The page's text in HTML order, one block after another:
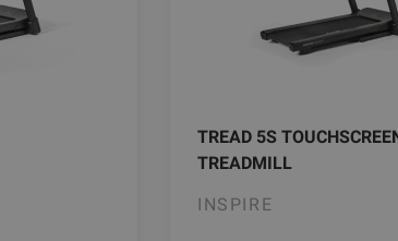
TREAD 5S
TREADMILL
INSPIRE